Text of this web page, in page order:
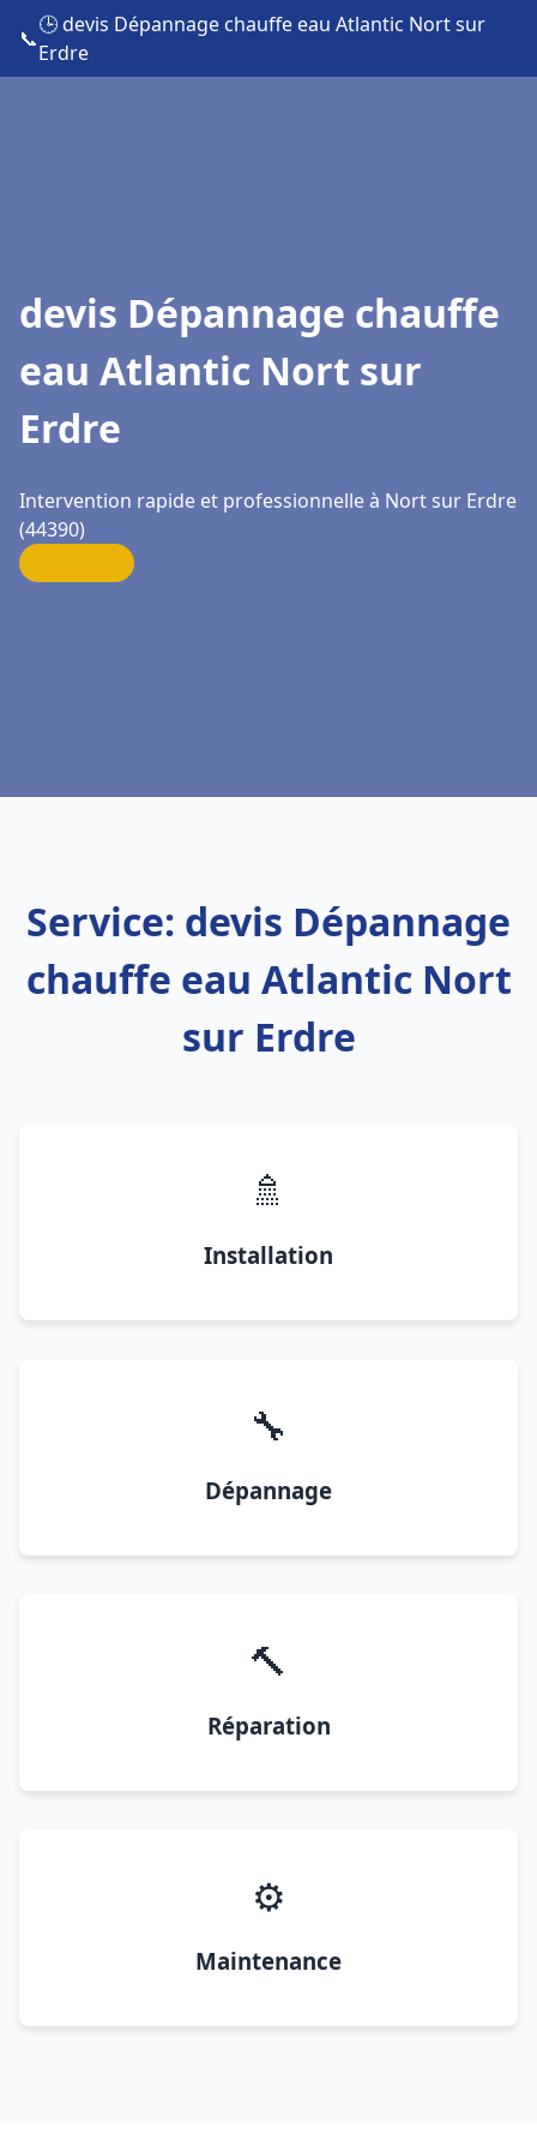
📞
🕒 devis Dépannage chauffe eau Atlantic Nort sur
Erdre
devis Dépannage chauffe
eau Atlantic Nort sur
Erdre
Intervention rapide et professionnelle à Nort sur Erdre
(44390)
Service: devis Dépannage
chauffe eau Atlantic Nort
sur Erdre
🚿
Installation
🔧
Dépannage
🔨
Réparation
⚙️
Maintenance